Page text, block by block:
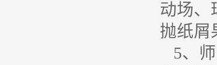
动场、
抛纸屑
5、